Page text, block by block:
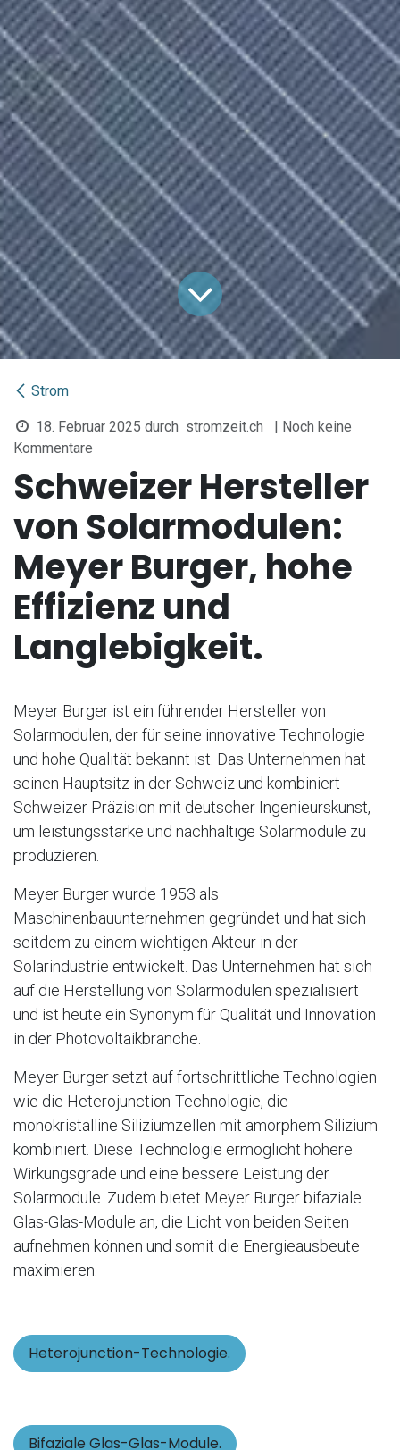
Strom
18. Februar 2025 durch stromzeit.ch
| Noch keine
Kommentare
Schweizer Hersteller
von Solarmodulen:
Meyer Burger, hohe
Effizienz und
Langlebigkeit.
Meyer Burger ist ein führender Hersteller von
Solarmodulen, der für seine innovative Technologie
und hohe Qualität bekannt ist. Das Unternehmen hat
seinen Hauptsitz in der Schweiz und kombiniert
Schweizer Präzision mit deutscher Ingenieurskunst,
um leistungsstarke und nachhaltige Solarmodule zu
produzieren.
Meyer Burger wurde 1953 als
Maschinenbauunternehmen gegründet und hat sich
seitdem zu einem wichtigen Akteur in der
Solarindustrie entwickelt. Das Unternehmen hat sich
auf die Herstellung von Solarmodulen spezialisiert
und ist heute ein Synonym für Qualität und Innovation
in der Photovoltaikbranche.
Meyer Burger setzt auf fortschrittliche Technologien
wie die Heterojunction-Technologie, die
monokristalline Siliziumzellen mit amorphem Silizium
kombiniert. Diese Technologie ermöglicht höhere
Wirkungsgrade und eine bessere Leistung der
Solarmodule. Zudem bietet Meyer Burger bifaziale
Glas-Glas-Module an, die Licht von beiden Seiten
aufnehmen können und somit die Energieausbeute
maximieren.
Heterojunction-Technologie.
Bifaziale Glas-Glas-Module.